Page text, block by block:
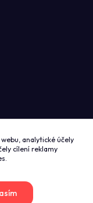
analytické účely
cílení reklamy